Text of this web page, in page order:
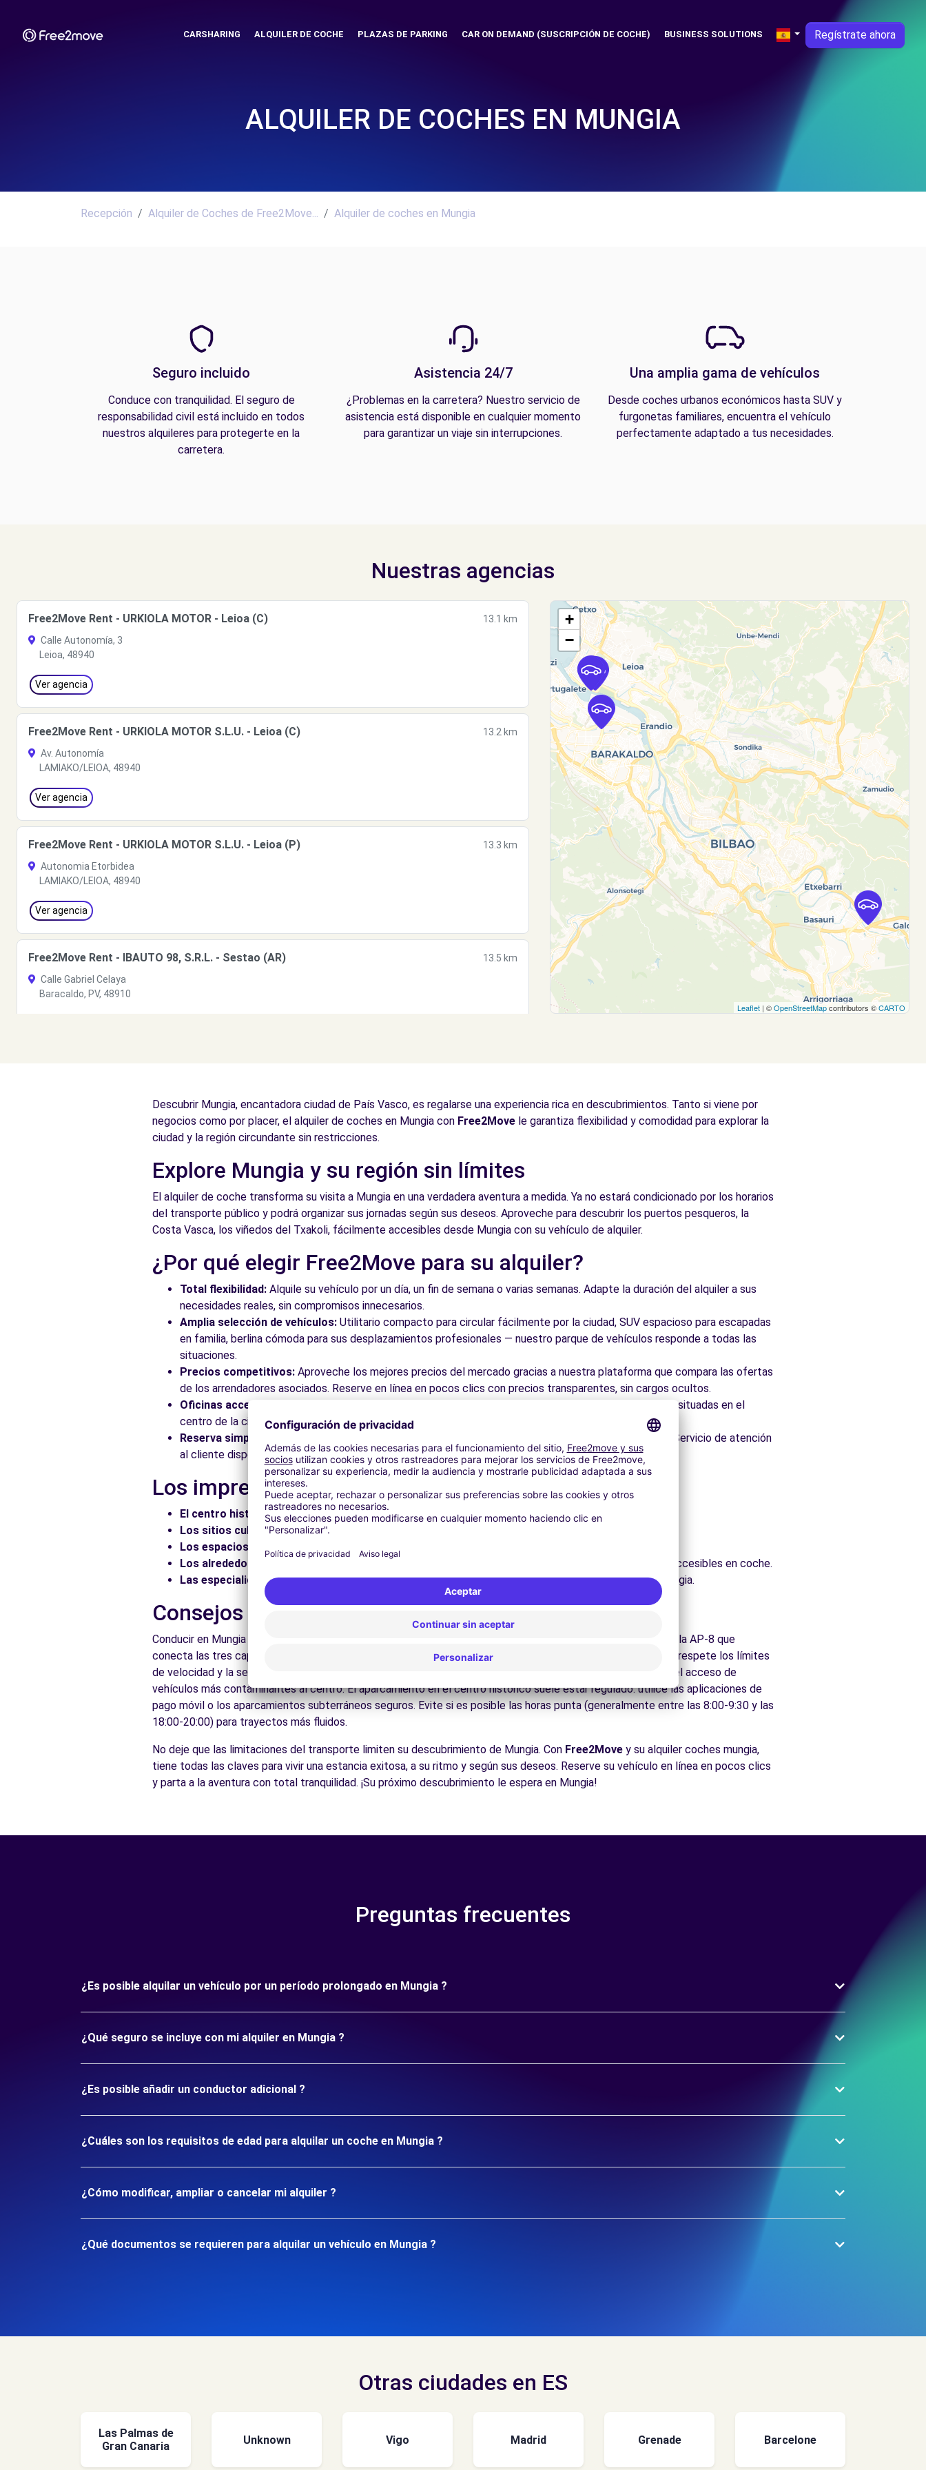
CARSHARING ALQUILER DE COCHE PLAZAS DE PARKING CAR ON DEMAND (SUSCRIPCIÓN DE COCHE) BUSINESS SOLUTIONS Regístrate ahora
ALQUILER DE COCHES EN MUNGIA
Recepción Alquiler de Coches de Free2Move... Alquiler de coches en Mungia
Seguro incluido
Conduce con tranquilidad. El seguro de
responsabilidad civil está incluido en todos
nuestros alquileres para protegerte en la
carretera.
Asistencia 24/7
¿Problemas en la carretera? Nuestro servicio de
asistencia está disponible en cualquier momento
para garantizar un viaje sin interrupciones.
Una amplia gama de vehículos
Desde coches urbanos económicos hasta SUV y
furgonetas familiares, encuentra el vehículo
perfectamente adaptado a tus necesidades.
Nuestras agencias
Free2Move Rent - URKIOLA MOTOR - Leioa (C)
13.1 km
Calle Autonomía, 3
Leioa, 48940
Ver agencia
Free2Move Rent - URKIOLA MOTOR S.L.U. - Leioa (C)
13.2 km
Av. Autonomía
LAMIAKO/LEIOA, 48940
Ver agencia
Free2Move Rent - URKIOLA MOTOR S.L.U. - Leioa (P)
13.3 km
Autonomia Etorbidea
LAMIAKO/LEIOA, 48940
Ver agencia
Free2Move Rent - IBAUTO 98, S.R.L. - Sestao (AR)
13.5 km
Calle Gabriel Celaya
Baracaldo, PV, 48910
+
−
Leaflet | ©OpenStreetMapcontributors ©CARTO
Descubrir Mungia, encantadora ciudad de País Vasco, es regalarse una experiencia rica en descubrimientos. Tanto si viene por
negocios como por placer, el alquiler de coches en Mungia con Free2Move le garantiza flexibilidad y comodidad para explorar la
ciudad y la región circundante sin restricciones.
Explore Mungia y su región sin límites
El alquiler de coche transforma su visita a Mungia en una verdadera aventura a medida. Ya no estará condicionado por los horarios
del transporte público y podrá organizar sus jornadas según sus deseos. Aproveche para descubrir los puertos pesqueros, la
Costa Vasca, los viñedos del Txakoli, fácilmente accesibles desde Mungia con su vehículo de alquiler.
¿Por qué elegir Free2Move para su alquiler?
Total flexibilidad: Alquile su vehículo por un día, un fin de semana o varias semanas. Adapte la duración del alquiler a sus
necesidades reales, sin compromisos innecesarios.
Amplia selección de vehículos: Utilitario compacto para circular fácilmente por la ciudad, SUV espacioso para escapadas
en familia, berlina cómoda para sus desplazamientos profesionales — nuestro parque de vehículos responde a todas las
situaciones.
Precios competitivos: Aproveche los mejores precios del mercado gracias a nuestra plataforma que compara las ofertas
de los arrendadores asociados. Reserve en línea en pocos clics con precios transparentes, sin cargos ocultos.
Oficinas accesibles:
Recoja su vehículo en una de nuestras numerosas oficinas asociadas, idealmente situadas en el
centro de la ciudad, en estaciones o cerca de los aeropuertos.
Reserva simplificada:
Nuestra plataforma intuitiva le permite reservar su vehículo en pocos minutos. Servicio de atención
al cliente disponible para responder a todas sus preguntas.
Los imprescindibles de Mungia y alrededores
El centro histórico:Pasee por las calles del casco antiguo y descubra su patrimonio arquitectónico.
Los sitios culturales:Visite los museos y monumentos que enriquecen Mungia.
Los espacios naturales:
Los alrededores:
Explore los puertos pesqueros, la Costa Vasca, los viñedos del Txakoli, fácilmente accesibles en coche.
Las especialidades locales:Descubra la gastronomía regional en los restaurantes y mercados de Mungia.
Consejos prácticos para conducir en Mungia
Conducir en Mungia es accesible para todos los conductores con algunos consejos prácticos. la región tiene la AP-8 que
conecta las tres capitales y acceso a Francia y la cornisa cantábrica Como en todas las ciudades españolas, respete los límites
de velocidad y la señalización vigente. Preste atención a las Zonas de Bajas Emisiones (ZBE) que restringen el acceso de
vehículos más contaminantes al centro. El aparcamiento en el centro histórico suele estar regulado: utilice las aplicaciones de
pago móvil o los aparcamientos subterráneos seguros. Evite si es posible las horas punta (generalmente entre las 8:00-9:30 y las
18:00-20:00) para trayectos más fluidos.
No deje que las limitaciones del transporte limiten su descubrimiento de Mungia. Con Free2Move y su alquiler coches mungia,
tiene todas las claves para vivir una estancia exitosa, a su ritmo y según sus deseos. Reserve su vehículo en línea en pocos clics
y parta a la aventura con total tranquilidad. ¡Su próximo descubrimiento le espera en Mungia!
Preguntas frecuentes
¿Es posible alquilar un vehículo por un período prolongado en Mungia ?
¿Qué seguro se incluye con mi alquiler en Mungia ?
¿Es posible añadir un conductor adicional ?
¿Cuáles son los requisitos de edad para alquilar un coche en Mungia ?
¿Cómo modificar, ampliar o cancelar mi alquiler ?
¿Qué documentos se requieren para alquilar un vehículo en Mungia ?
Otras ciudades en ES
Las Palmas de
Gran Canaria
Unknown Vigo Madrid Grenade Barcelone